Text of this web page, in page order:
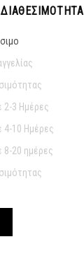
2-3 Ημέρες
4-10 Ημέρες
8-20 ημέρες